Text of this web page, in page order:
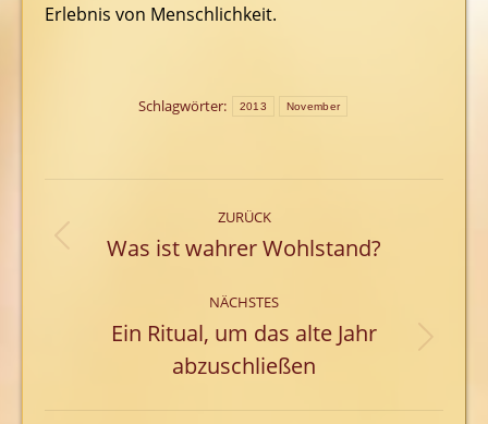
Erlebnis von Menschlichkeit.
Schlagwörter: 2013 November
Kommentarnavigation
ZURÜCK
Vorheriger
Was ist wahrer Wohlstand?
NÄCHSTES
Nächster
Beitrag:
Ein Ritual, um das alte Jahr
abzuschließen